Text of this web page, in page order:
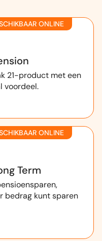
ONLINE
21-product met een
voordeel.
ONLINE
Term
bedrag kunt sparen